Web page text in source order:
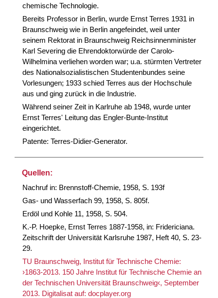
chemische Technologie.
Bereits Professor in Berlin, wurde Ernst Terres 1931 in
Braunschweig wie in Berlin angefeindet, weil unter
seinem Rektorat in Braunschweig Reichsinnenminister
Karl Severing die Ehrendoktorwürde der Carolo-
Wilhelmina verliehen worden war; u.a. stürmten Vertreter
des Nationalsozialistischen Studentenbundes seine
Vorlesungen; 1933 schied Terres aus der Hochschule
aus und ging zurück in die Industrie.
Während seiner Zeit in Karlruhe ab 1948, wurde unter
Ernst Terres' Leitung das Engler-Bunte-Institut
eingerichtet.
Patente: Terres-Didier-Generator.
Quellen:
Nachruf in: Brennstoff-Chemie, 1958, S. 193f
Gas- und Wasserfach 99, 1958, S. 805f.
Erdöl und Kohle 11, 1958, S. 504.
K.-P. Hoepke, Ernst Terres 1887-1958, in: Fridericiana.
Zeitschrift der Universität Karlsruhe 1987, Heft 40, S. 23-
29.
TU Braunschweig, Institut für Technische Chemie:
›1863-2013. 150 Jahre Institut für Technische Chemie an
der Technischen Universität Braunschweig‹, September
2013. Digitalisat auf: docplayer.org